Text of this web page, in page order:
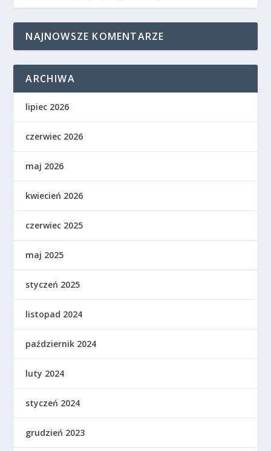
NAJNOWSZE KOMENTARZE
ARCHIWA
lipiec 2026
czerwiec 2026
maj 2026
kwiecień 2026
czerwiec 2025
maj 2025
styczeń 2025
listopad 2024
październik 2024
luty 2024
styczeń 2024
grudzień 2023